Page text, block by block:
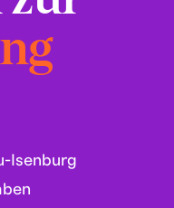
Isenburg